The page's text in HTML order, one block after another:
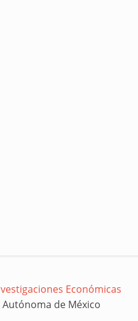
Económicas
de México